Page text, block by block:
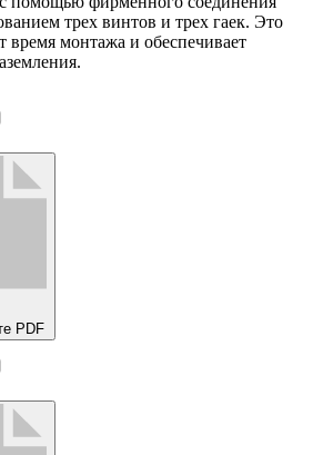
трех винтов и трех гаек. Это
время монтажа и обеспечивает
PDF